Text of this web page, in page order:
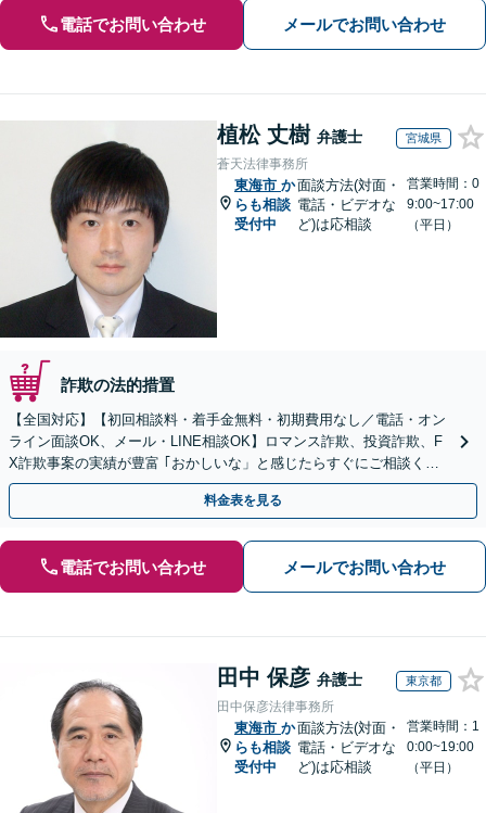
電話でお問い合わせ メールでお問い合わせ
植松 丈樹 弁護士 宮城県
蒼天法律事務所
東海市 か
らも相談
受付中
面談方法(対面・
電話・ビデオな
ど)は応相談
営業時間：0
9:00~17:00
（平日）
詐欺の法的措置
【全国対応】【初回相談料・着手金無料・初期費用なし／電話・オン
ライン面談OK、メール・LINE相談OK】ロマンス詐欺、投資詐欺、F
X詐欺事案の実績が豊富 ｢おかしいな」と感じたらすぐにご相談くだ
さい。
料金表を見る
電話でお問い合わせ メールでお問い合わせ
田中 保彦 弁護士 東京都
田中保彦法律事務所
東海市 か
らも相談
受付中
面談方法(対面・
電話・ビデオな
ど)は応相談
営業時間：1
0:00~19:00
（平日）